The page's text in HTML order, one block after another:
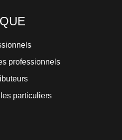
professionnels
particuliers